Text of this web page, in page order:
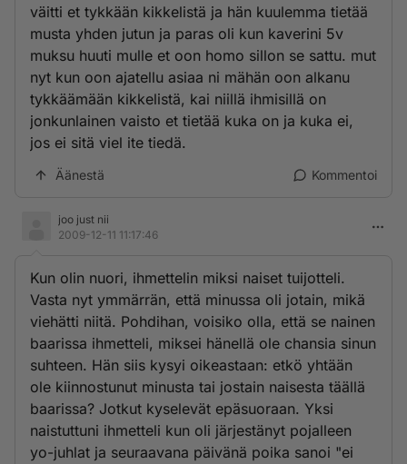
väitti et tykkään kikkelistä ja hän kuulemma tietää
musta yhden jutun ja paras oli kun kaverini 5v
muksu huuti mulle et oon homo sillon se sattu. mut
nyt kun oon ajatellu asiaa ni mähän oon alkanu
tykkäämään kikkelistä, kai niillä ihmisillä on
jonkunlainen vaisto et tietää kuka on ja kuka ei,
jos ei sitä viel ite tiedä.
Äänestä Kommentoi
joo just nii
2009-12-11 11:17:46
Kun olin nuori, ihmettelin miksi naiset tuijotteli.
Vasta nyt ymmärrän, että minussa oli jotain, mikä
viehätti niitä. Pohdihan, voisiko olla, että se nainen
baarissa ihmetteli, miksei hänellä ole chansia sinun
suhteen. Hän siis kysyi oikeastaan: etkö yhtään
ole kiinnostunut minusta tai jostain naisesta täällä
baarissa? Jotkut kyselevät epäsuoraan. Yksi
naistuttuni ihmetteli kun oli järjestänyt pojalleen
yo-juhlat ja seuraavana päivänä poika sanoi "ei